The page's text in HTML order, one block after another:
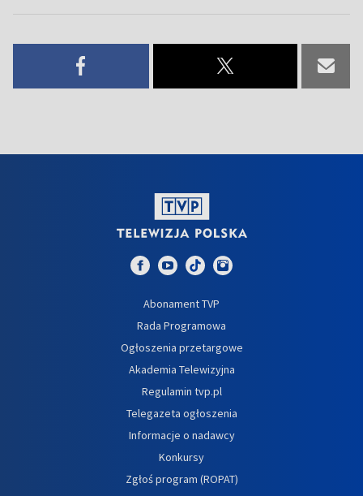
Abonament TVP
Rada Programowa
Ogłoszenia przetargowe
Akademia Telewizyjna
Regulamin tvp.pl
Telegazeta ogłoszenia
Informacje o nadawcy
Konkursy
Zgłoś program (ROPAT)